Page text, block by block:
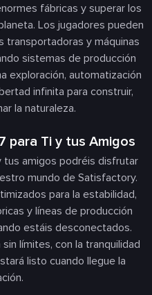
fábricas y superar los
Los jugadores pueden
y máquinas
sistemas de producción
exploración, automatización
infinita para construir,
la naturaleza.
para Ti y tus Amigos
tus amigos podréis disfrutar
mundo de Satisfactory.
para la estabilidad,
y líneas de producción
estáis desconectados.
límites, con la tranquilidad
listo cuando llegue la